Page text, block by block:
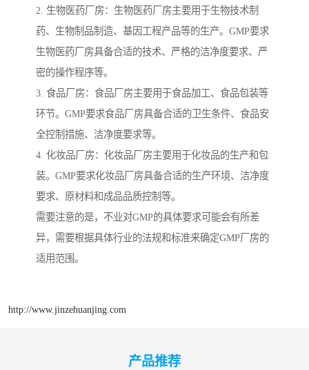
2. 生物医药厂房：生物医药厂房主要用于生物技术制
药、生物制品制造、基因工程产品等的生产。GMP要求
生物医药厂房具备合适的技术、严格的洁净度要求、严
密的操作程序等。
3. 食品厂房：食品厂房主要用于食品加工、食品包装等
环节。GMP要求食品厂房具备合适的卫生条件、食品安
全控制措施、洁净度要求等。
4. 化妆品厂房：化妆品厂房主要用于化妆品的生产和包
装。GMP要求化妆品厂房具备合适的生产环境、洁净度
要求、原材料和成品品质控制等。
需要注意的是，不业对GMP的具体要求可能会有所差
异，需要根据具体行业的法规和标准来确定GMP厂房的
适用范围。
http://www.jinzehuanjing.com
产品推荐